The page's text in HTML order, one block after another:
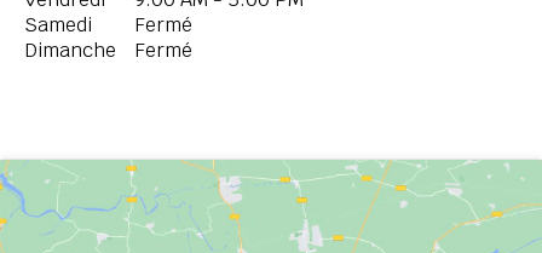
Samedi
Fermé
Dimanche
Fermé